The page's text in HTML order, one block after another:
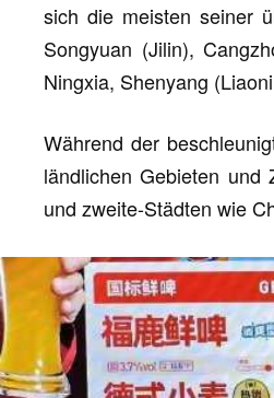
sich die meisten seiner
Songyuan (Jilin),
Ningxia, Shenyang
Während der
ländlichen Gebieten
und zweite-Städten wie